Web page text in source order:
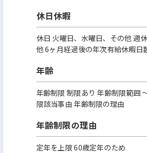
休日休暇
休日 火曜日、水曜日、その他 週
他 6ヶ月経過後の年次有給休暇日
年齢
年齢制限 制限あり 年齢制限範囲
限該当事由 年齢制限の理由
年齢制限の理由
定年を上限 60歳定年のため